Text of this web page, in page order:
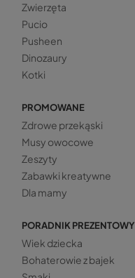
Zwierzęta
Pucio
Pusheen
Dinozaury
Kotki
PROMOWANE
Zdrowe przekąski
Musy owocowe
Zeszyty
Zabawki kreatywne
Dla mamy
PORADNIK PREZENTOWY
Wiek dziecka
Bohaterowie z bajek